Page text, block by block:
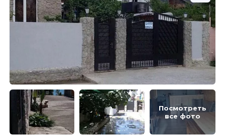
Посмотреть
все фото